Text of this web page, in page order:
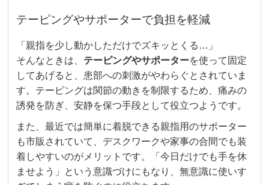
テーピングやサポーターで負担を軽減
「親指を少し動かしただけでズキッとくる…」
そんなときは、 テーピングやサポーターを使って固定
してあげると、患部への刺激がやわらぐとされていま
す。テーピングは関節の動きを制限するため、痛みの
誘発を防ぎ、安静を保つ手段として役立つようです。
また、最近では簡単に着脱できる親指用のサポーター
も市販されていて、デスクワークや家事の合間でも装
着しやすいのがメリットです。「今日だけでも手を休
ませよう」という意識づけにもなり、無意識に使いす